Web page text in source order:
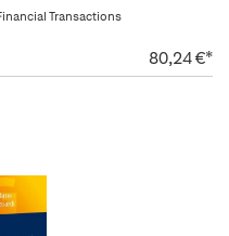
Transactions
80,24 €*